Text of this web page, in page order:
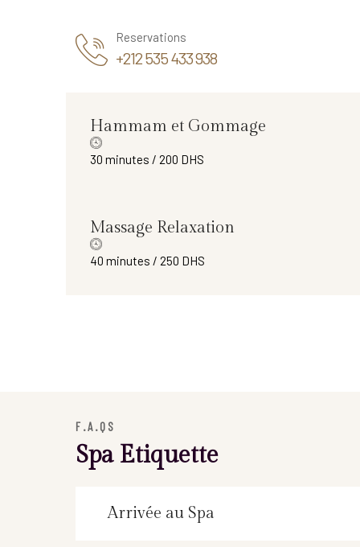
Reservations
+212 535 433 938
Hammam et Gommage
30 minutes / 200 DHS
Massage Relaxation
40 minutes / 250 DHS
F.A.QS
Spa Etiquette
Arrivée au Spa